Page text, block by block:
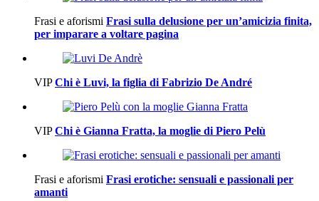
Frasi e aforismi Frasi sulla delusione per un’amicizia finita,
per imparare a voltare pagina
VIP Chi è Luvi, la figlia di Fabrizio De André
VIP Chi è Gianna Fratta, la moglie di Piero Pelù
Frasi e aforismi Frasi erotiche: sensuali e passionali per
amanti